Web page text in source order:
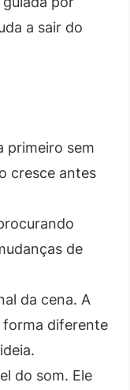
a sair do
primeiro sem
cresce antes
de
da cena. A
diferente
do som. Ele